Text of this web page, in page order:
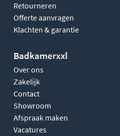
Retourneren
Offerte aanvragen
Klachten & garantie
Badkamerxxl
Over ons
Zakelijk
Contact
Showroom
Afspraak maken
Vacatures